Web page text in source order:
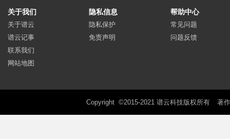
关于我们
关于谱云
谱云记事
联系我们
网站地图
隐私信息
隐私保护
免责声明
帮助中心
常见问题
问题反馈
Copyright ©2015-2021 谱云科技版权所有 著